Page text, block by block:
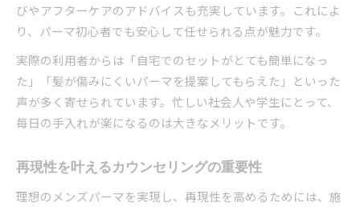
びやアフターケアのアドバイスも充実しています。これによ
り、パーマ初心者でも安心して任せられる点が魅力です。
実際の利用者からは「自宅でのセットがとても簡単になっ
た」「髪が傷みにくいパーマを提案してもらえた」といった
声が多く寄せられています。忙しい社会人や学生にとって、
毎日の手入れが楽になるのは大きなメリットです。
再現性を叶えるカウンセリングの重要性
理想のメンズパーマを実現し、再現性を高めるためには、施